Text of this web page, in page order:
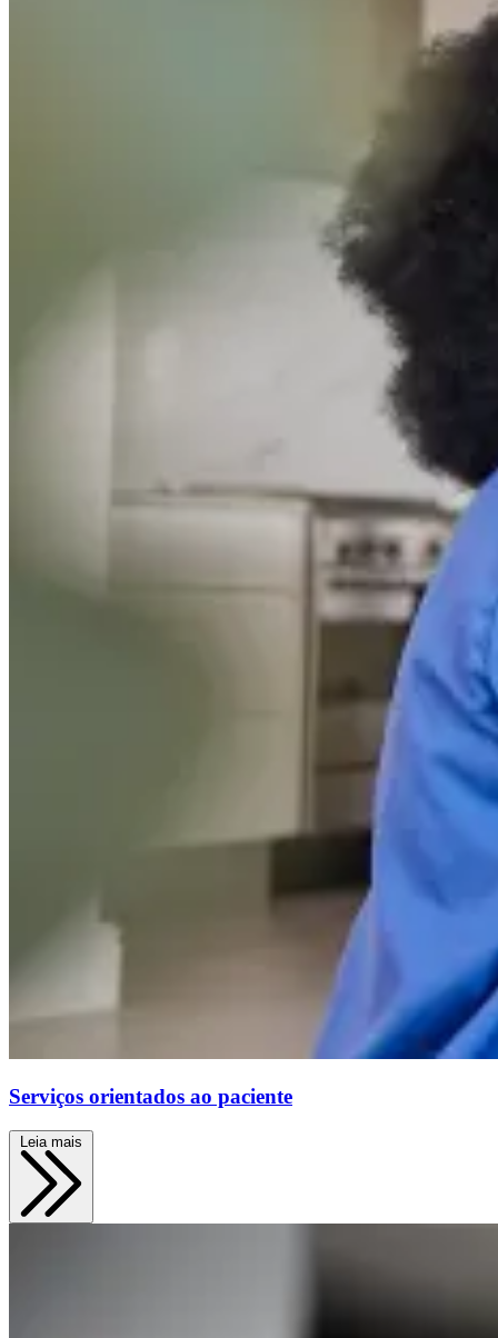
Serviços orientados ao paciente
Leia mais